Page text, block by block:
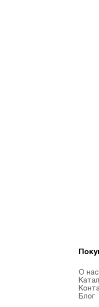
О нас
Блог